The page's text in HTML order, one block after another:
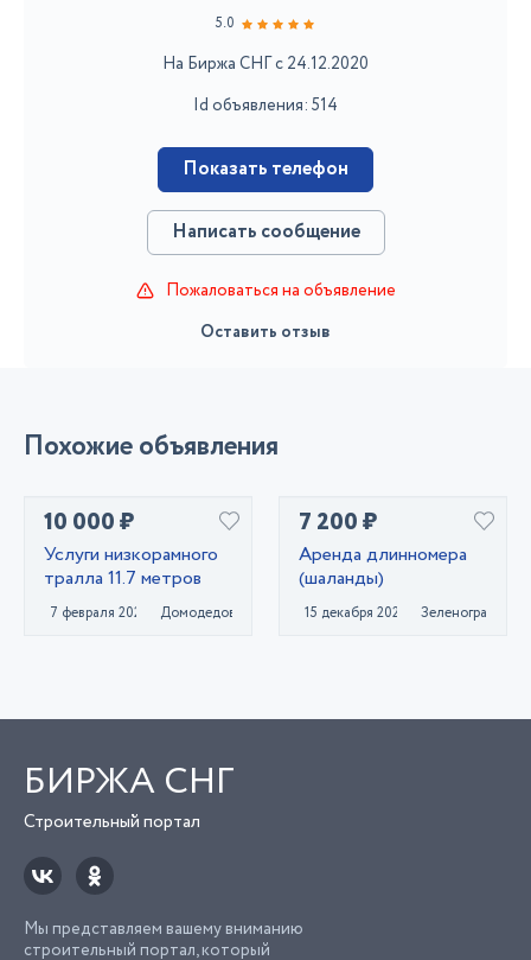
5.0
На Биржа СНГ с 24.12.2020
Id объявления: 514
Показать телефон
Написать сообщение
Пожаловаться на объявление
Оставить отзыв
Похожие объявления
10 000 ₽
Услуги низкорамного
тралла 11.7 метров
7 февраля 2022 Домодедово
7 200 ₽
Аренда длинномера
(шаланды)
15 декабря 2020 Зеленоград
БИРЖА СНГ
Строительный портал
Мы представляем вашему вниманию
строительный портал, который